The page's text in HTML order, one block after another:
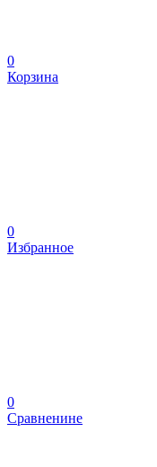
0
Корзина
0
Избранное
0
Сравненине